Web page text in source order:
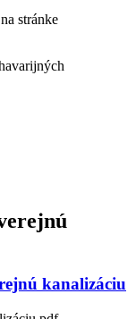
stránke
kanalizáciu